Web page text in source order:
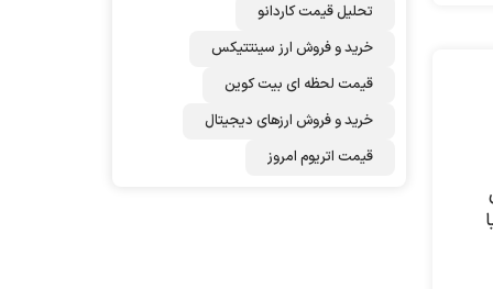
تحلیل قیمت کاردانو
خرید و فروش ارز سینتتیکس
قیمت لحظه ای بیت کوین
خرید و فروش ارزهای دیجیتال
قیمت اتریوم امروز